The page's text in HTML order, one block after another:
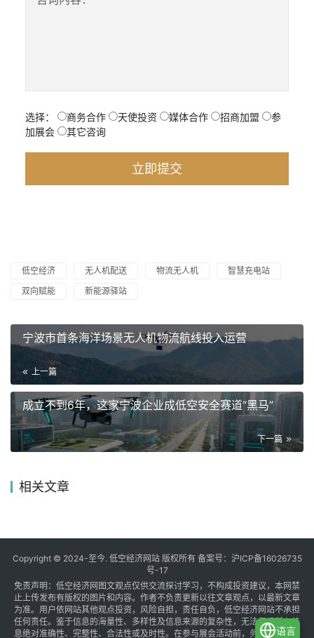
选择： 商务合作 天使投资 媒体合作 招商加盟
参
加展会
其它咨询
低空经济 无人机配送 物流无人机
智慧充电站
双向赋能
新能源驿站
宁波市首条海洋场景无人机物流航线投入运营
上一篇
成立不到6年，这家宁波企业成低空安全赛道“黑马”
下一篇
相关文章
Copyright © 2024-至今. 低空经济网站 版权所有 备案号： 沪ICP备16026735
号-17
免责声明：低空经济网图文观点仅供交流探讨学习，不构成投资建议，本网禁
止上传发布有版权的图片和内容。作者不负责更新以往文章观点，以最新文章
为准。用户依网站其他观点投资，风险自担，责任自负，低空经济网站不承担
任何责任。鉴于信息的海量性、多样性及信息来源的复杂性，无法保证所有信
息绝对准确性、完整性、合法性或及时性。在参与展会活动前，务必与组织方
语言